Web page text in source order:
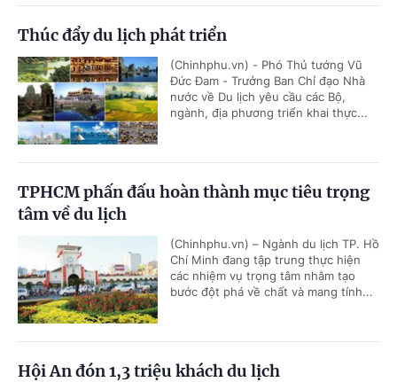
Thúc đẩy du lịch phát triển
(Chinhphu.vn) - Phó Thủ tướng Vũ
Đức Đam - Trưởng Ban Chỉ đạo Nhà
nước về Du lịch yêu cầu các Bộ,
ngành, địa phương triển khai thực...
TPHCM phấn đấu hoàn thành mục tiêu trọng
tâm về du lịch
(Chinhphu.vn) – Ngành du lịch TP. Hồ
Chí Minh đang tập trung thực hiện
các nhiệm vụ trọng tâm nhằm tạo
bước đột phá về chất và mang tính...
Hội An đón 1,3 triệu khách du lịch